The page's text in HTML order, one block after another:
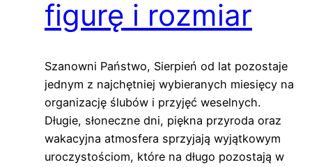
figurę i rozmiar
Szanowni Państwo, Sierpień od lat pozostaje
jednym z najchętniej wybieranych miesięcy na
organizację ślubów i przyjęć weselnych.
Długie, słoneczne dni, piękna przyroda oraz
wakacyjna atmosfera sprzyjają wyjątkowym
uroczystościom, które na długo pozostają w